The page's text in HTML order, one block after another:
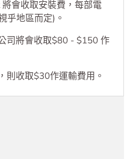
乎地區而定)。